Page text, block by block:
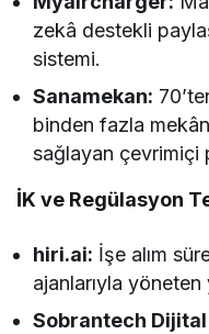
zekâ destekli
sistemi.
Sanamekan:
binden fazla
sağlayan çevrimiçi
İK ve Regülasyon
hiri.ai: İşe alım
ajanlarıyla
Sobrantech Dijital